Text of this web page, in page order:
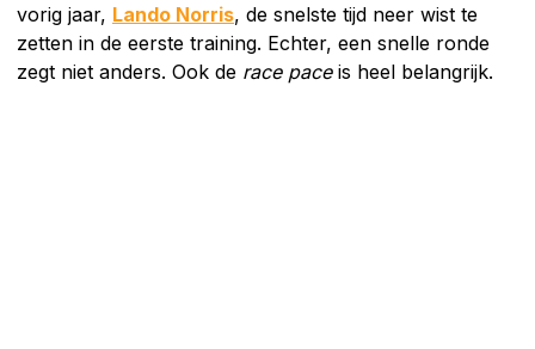
vorig jaar, Lando Norris, de snelste tijd neer wist te
zetten in de eerste training. Echter, een snelle ronde
zegt niet anders. Ook de race paceis heel belangrijk.